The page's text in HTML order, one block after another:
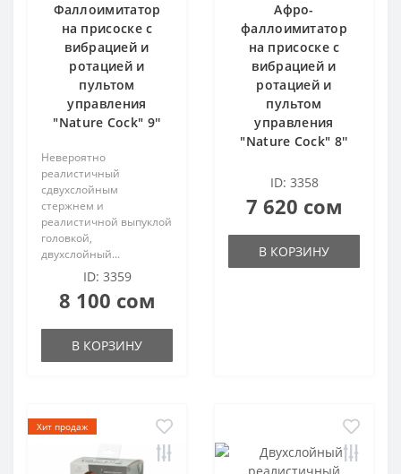
Фаллоимитатор
на присоске с
вибрацией и
ротацией и
пультом
управления
"Nature Cock" 9''
Невероятно
реалистичный
сдвухслойным
стержнем и
реалистичной выпуклой
головкой,
двухслойный...
ID: 3359
8 100 сом
В КОРЗИНУ
Афро-
фаллоимитатор
на присоске с
вибрацией и
ротацией и
пультом
управления
"Nature Cock" 8''
ID: 3358
7 620 сом
В КОРЗИНУ
Хит продаж